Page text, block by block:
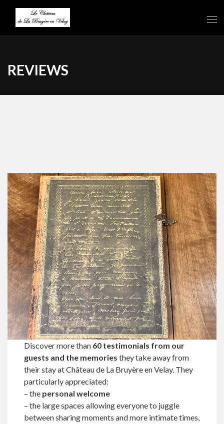
REVIEWS
Discover more than 60 testimonials from our
guests and the memories they take away from
their stay at Château de La Bruyère en Velay. They
particularly appreciated:
– the personal welcome
– the large spaces allowing everyone to juggle
between sharing moments and more intimate times,